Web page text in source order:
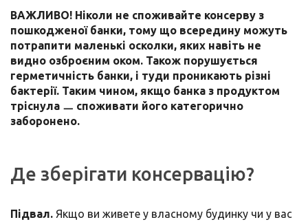
ВАЖЛИВО! Ніколи не споживайте консерву з
пошкодженої банки, тому що всередину можуть
потрапити маленькі осколки, яких навіть не
видно озброєним оком. Також порушується
герметичність банки, і туди проникають різні
бактерії. Таким чином, якщо банка з продуктом
тріснула ㅡ споживати його категорично
заборонено.
Де зберігати консервацію?
Підвал. Якщо ви живете у власному будинку чи у вас